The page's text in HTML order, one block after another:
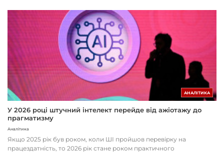
АНАЛІТИКА
У 2026 році штучний інтелект перейде від ажіотажу до
прагматизму
Аналітика
Якщо 2025 рік був роком, коли ШІ пройшов перевірку на
працездатність, то 2026 рік стане роком практичного